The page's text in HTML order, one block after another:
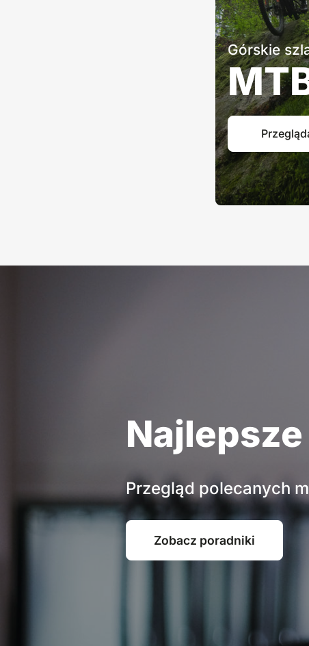
Górskie
Przegląd polecanych
Zobacz poradniki